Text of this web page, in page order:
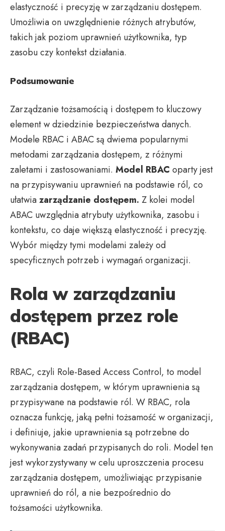
elastyczność i precyzję w zarządzaniu dostępem.
Umożliwia on uwzględnienie różnych atrybutów,
takich jak poziom uprawnień użytkownika, typ
zasobu czy kontekst działania.
Podsumowanie
Zarządzanie tożsamością i dostępem to kluczowy
element w dziedzinie bezpieczeństwa danych.
Modele RBAC i ABAC są dwiema popularnymi
metodami zarządzania dostępem, z różnymi
zaletami i zastosowaniami. Model RBAC oparty jest
na przypisywaniu uprawnień na podstawie ról, co
ułatwiazarządzanie dostępem. Z kolei model
ABAC uwzględnia atrybuty użytkownika, zasobu i
kontekstu, co daje większą elastyczność i precyzję.
Wybór między tymi modelami zależy od
specyficznych potrzeb i wymagań organizacji.
Rola w zarządzaniu
dostępem przez role
(RBAC)
RBAC, czyli Role-Based Access Control, to model
zarządzania dostępem, w którym uprawnienia są
przypisywane na podstawie ról. W RBAC, rola
oznacza funkcję, jaką pełni tożsamość w organizacji,
i definiuje, jakie uprawnienia są potrzebne do
wykonywania zadań przypisanych do roli. Model ten
jest wykorzystywany w celu uproszczenia procesu
zarządzania dostępem, umożliwiając przypisanie
uprawnień do ról, a nie bezpośrednio do
tożsamości użytkownika.